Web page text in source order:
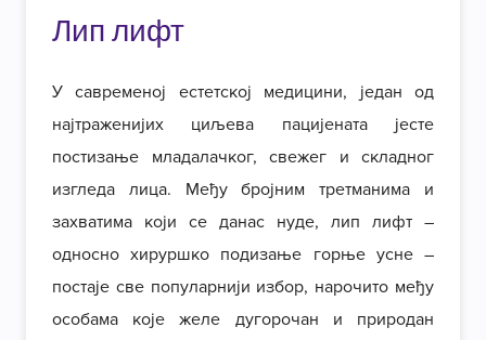
Лип лифт
У савременој естетској медицини, један од
најтраженијих циљева пацијената јесте
постизање младалачког, свежег и складног
изгледа лица. Међу бројним третманима и
захватима који се данас нуде, лип лифт –
односно хируршко подизање горње усне –
постаје све популарнији избор, нарочито међу
особама које желе дугорочан и природан